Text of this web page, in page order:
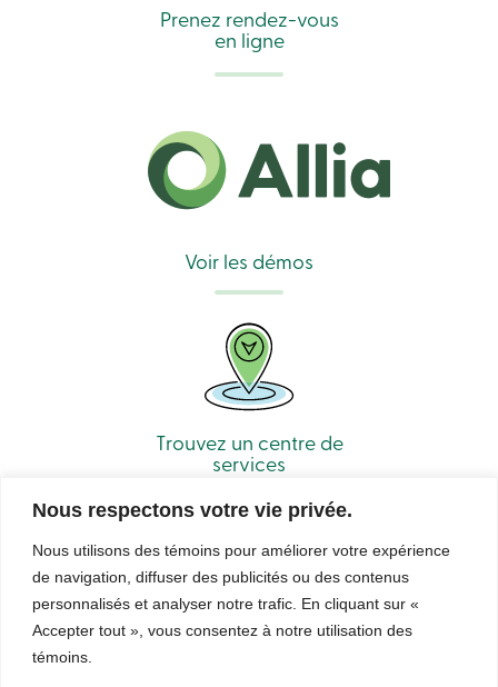
Nous respectons votre vie privée.
Nous utilisons des témoins pour améliorer votre expérience
de navigation, diffuser des publicités ou des contenus
personnalisés et analyser notre trafic. En cliquant sur «
Accepter tout », vous consentez à notre utilisation des
témoins.
Prenez rendez-vous
en ligne
Voir les démos
Trouvez un centre de
services
© Caisse Alliance. Tous droits réservés 2026.